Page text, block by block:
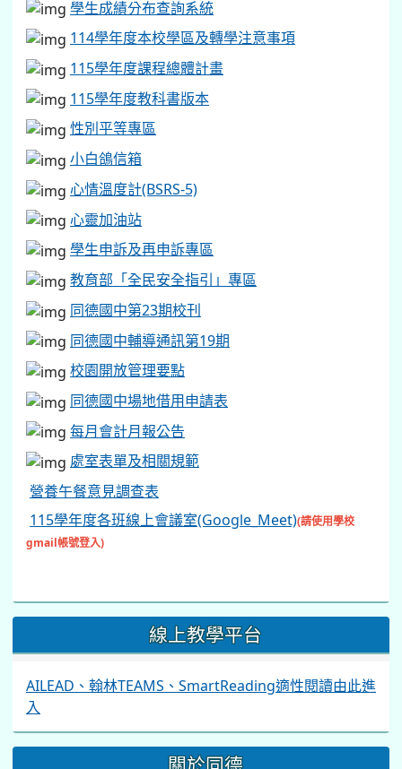
學生成績分布查詢系統
114學年度本校學區及轉學注意事項
115學年度課程總體計畫
115學年度教科書版本
性別平等專區
小白鴿信箱
心情溫度計(BSRS-5)
心靈加油站
學生申訴及再申訴專區
教育部「全民安全指引」專區
同德國中第23期校刊
同德國中輔導通訊第19期
校園開放管理要點
同德國中場地借用申請表
每月會計月報公告
處室表單及相關規範
營養午餐意見調查表
115學年度各班線上會議室(Google_Meet)(請使用學校
gmail帳號登入)
線上教學平台
AILEAD、翰林TEAMS、SmartReading適性閱讀由此進
入